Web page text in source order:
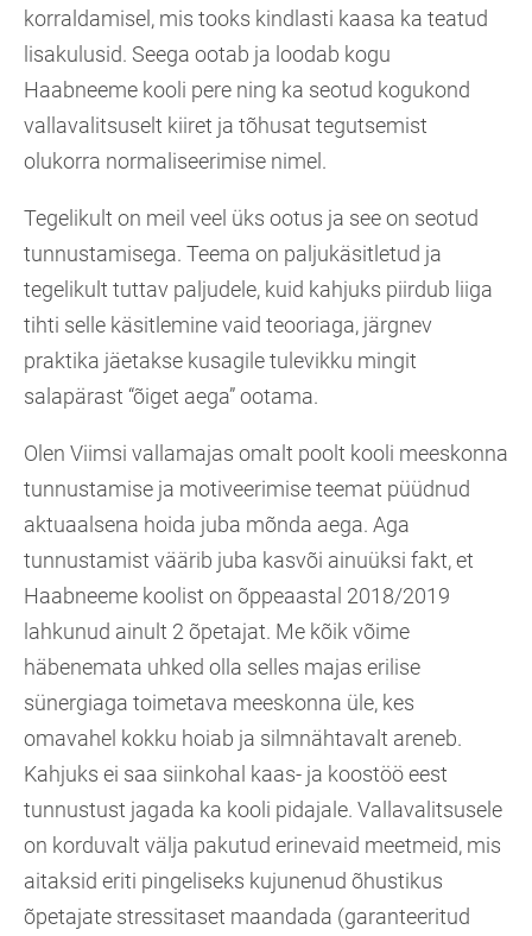
korraldamisel, mis tooks kindlasti kaasa ka teatud
lisakulusid. Seega ootab ja loodab kogu
Haabneeme kooli pere ning ka seotud kogukond
vallavalitsuselt kiiret ja tõhusat tegutsemist
olukorra normaliseerimise nimel.
Tegelikult on meil veel üks ootus ja see on seotud
tunnustamisega. Teema on paljukäsitletud ja
tegelikult tuttav paljudele, kuid kahjuks piirdub liiga
tihti selle käsitlemine vaid teooriaga, järgnev
praktika jäetakse kusagile tulevikku mingit
salapärast “õiget aega” ootama.
Olen Viimsi vallamajas omalt poolt kooli meeskonna
tunnustamise ja motiveerimise teemat püüdnud
aktuaalsena hoida juba mõnda aega. Aga
tunnustamist väärib juba kasvõi ainuüksi fakt, et
Haabneeme koolist on õppeaastal 2018/2019
lahkunud ainult 2 õpetajat. Me kõik võime
häbenemata uhked olla selles majas erilise
sünergiaga toimetava meeskonna üle, kes
omavahel kokku hoiab ja silmnähtavalt areneb.
Kahjuks ei saa siinkohal kaas- ja koostöö eest
tunnustust jagada ka kooli pidajale. Vallavalitsusele
on korduvalt välja pakutud erinevaid meetmeid, mis
aitaksid eriti pingeliseks kujunenud õhustikus
õpetajate stressitaset maandada (garanteeritud